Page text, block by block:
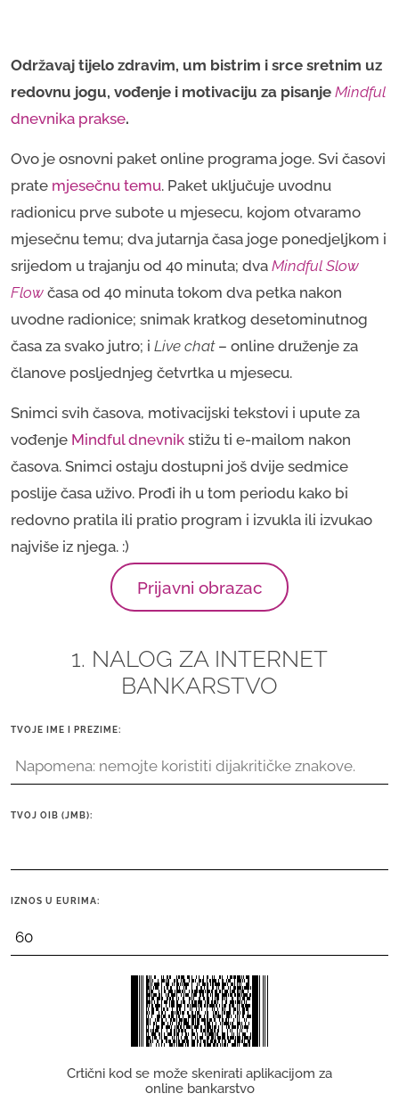
Održavaj tijelo zdravim, um bistrim i srce sretnim uz
redovnu jogu, vođenje i motivaciju za pisanje Mindful
dnevnika prakse.
Ovo je osnovni paket online programa joge. Svi časovi
prate mjesečnu temu. Paket uključuje uvodnu
radionicu prve subote u mjesecu, kojom otvaramo
mjesečnu temu; dva jutarnja časa joge ponedjeljkom i
srijedom u trajanju od 40 minuta; dva Mindful Slow
Flow časa od 40 minuta tokom dva petka nakon
uvodne radionice; snimak kratkog desetominutnog
časa za svako jutro; i Live chat– online druženje za
članove posljednjeg četvrtka u mjesecu.
Snimci svih časova, motivacijski tekstovi i upute za
vođenje Mindful dnevnik stižu ti e-mailom nakon
časova. Snimci ostaju dostupni još dvije sedmice
poslije časa uživo. Prođi ih u tom periodu kako bi
redovno pratila ili pratio program i izvukla ili izvukao
najviše iz njega. :)
Prijavni obrazac
1. NALOG ZA INTERNET
BANKARSTVO
TVOJE IME I PREZIME:
TVOJ OIB (JMB):
IZNOS U EURIMA:
Crtični kod se može skenirati aplikacijom za
online bankarstvo